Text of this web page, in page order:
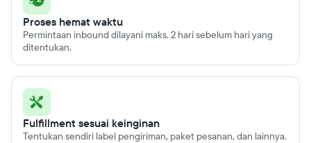
Proses hemat waktu
Permintaan inbound dilayani maks. 2 hari sebelum hari yang
ditentukan.
Fulfillment sesuai keinginan
Tentukan sendiri label pengiriman, paket pesanan, dan lainnya.